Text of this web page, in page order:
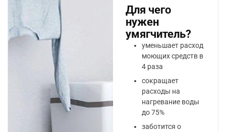
Для чего
нужен
умягчитель?
уменьшает расход
моющих средств в
4 раза
сокращает
расходы на
нагревание воды
до 75%
заботится о